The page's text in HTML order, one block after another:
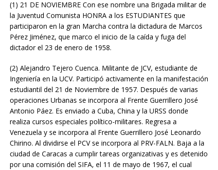
(1) 21 DE NOVIEMBRE Con ese nombre una Brigada militar de
la Juventud Comunista HONRA a los ESTUDIANTES que
participaron en la gran Marcha contra la dictadura de Marcos
Pérez Jiménez, que marco el inicio de la caída y fuga del
dictador el 23 de enero de 1958.
(2) Alejandro Tejero Cuenca. Militante de JCV, estudiante de
Ingeniería en la UCV. Participó activamente en la manifestación
estudiantil del 21 de Noviembre de 1957. Después de varias
operaciones Urbanas se incorpora al Frente Guerrillero José
Antonio Páez. Es enviado a Cuba, China y la URSS donde
realiza cursos especiales político-militares. Regresa a
Venezuela y se incorpora al Frente Guerrillero José Leonardo
Chirino. Al dividirse el PCV se incorpora al PRV-FALN. Baja a la
ciudad de Caracas a cumplir tareas organizativas y es detenido
por una comisión del SIFA, el 11 de mayo de 1967, el cual